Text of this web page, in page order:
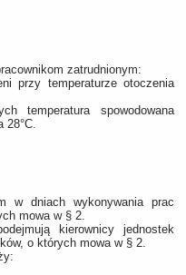
zatrudnionym:
przy temperaturze otoczenia
temperatura spowodowana
w dniach wykonywania prac
mowa w § 2.
kierownicy jednostek
o których mowa w § 2.